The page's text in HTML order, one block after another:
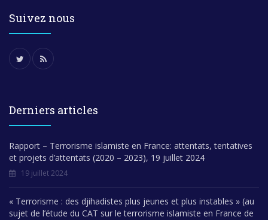
Suivez nous
Derniers articles
Rapport – Terrorisme islamiste en France: attentats, tentatives
et projets d’attentats (2020 – 2023), 19 juillet 2024
19 juillet 2024
« Terrorisme : des djihadistes plus jeunes et plus instables » (au
sujet de l’étude du CAT sur le terrorisme islamiste en France de